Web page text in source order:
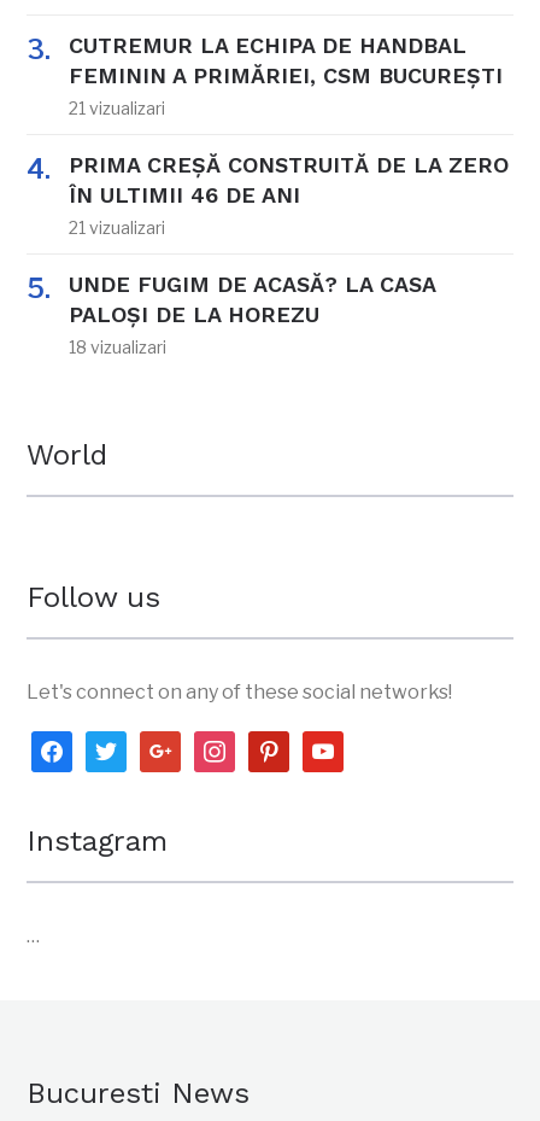
CUTREMUR LA ECHIPA DE HANDBAL
FEMININ A PRIMĂRIEI, CSM BUCUREȘTI
21 vizualizari
PRIMA CREȘĂ CONSTRUITĂ DE LA ZERO
ÎN ULTIMII 46 DE ANI
21 vizualizari
UNDE FUGIM DE ACASĂ? LA CASA
PALOȘI DE LA HOREZU
18 vizualizari
World
Follow us
Let's connect on any of these social networks!
facebooktwittergoogleinstagrampinterestyoutube
Instagram
…
Bucuresti News